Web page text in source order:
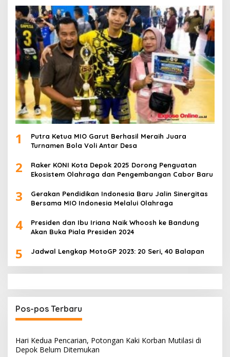
1
Putra Ketua MIO Garut Berhasil Meraih Juara
Turnamen Bola Voli Antar Desa
2
Raker KONI Kota Depok 2025 Dorong Penguatan
Ekosistem Olahraga dan Pengembangan Cabor Baru
3
Gerakan Pendidikan Indonesia Baru Jalin Sinergitas
Bersama MIO Indonesia Melalui Olahraga
4
Presiden dan Ibu Iriana Naik Whoosh ke Bandung
Akan Buka Piala Presiden 2024
5 Jadwal Lengkap MotoGP 2023: 20 Seri, 40 Balapan
Pos-pos Terbaru
Hari Kedua Pencarian, Potongan Kaki Korban Mutilasi di
Depok Belum Ditemukan